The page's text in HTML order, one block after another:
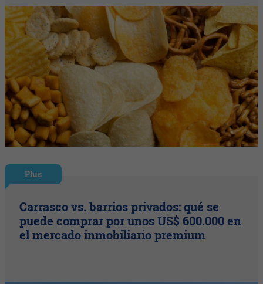
Plus
Carrasco vs. barrios privados: qué se
puede comprar por unos US$ 600.000 en
el mercado inmobiliario premium